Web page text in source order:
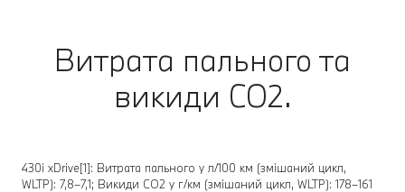
Витрата пального та
викиди CO2.
430i xDrive[1]: Витрата пального у л/100 км (змішаний цикл,
WLTP): 7,8–7,1; Викиди CO2 у г/км (змішаний цикл, WLTP): 178–161